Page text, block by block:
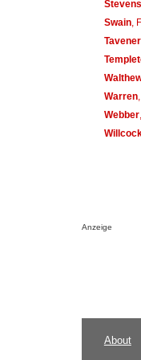
Swain,
Tavener
Warren
Webber
Anzeige
About